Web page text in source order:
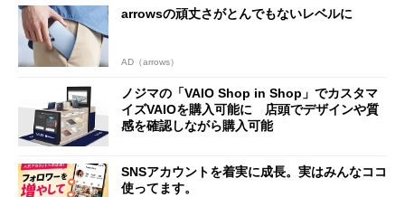
arrowsの頑丈さがとんでもないレベルに
AD（arrows）
ノジマの「VAIO Shop in Shop」でカスタマ
イズVAIOを購入可能に 店頭でデザインや質
感を確認しながら購入可能
SNSアカウントを着実に成長。実はみんなココ
使ってます。